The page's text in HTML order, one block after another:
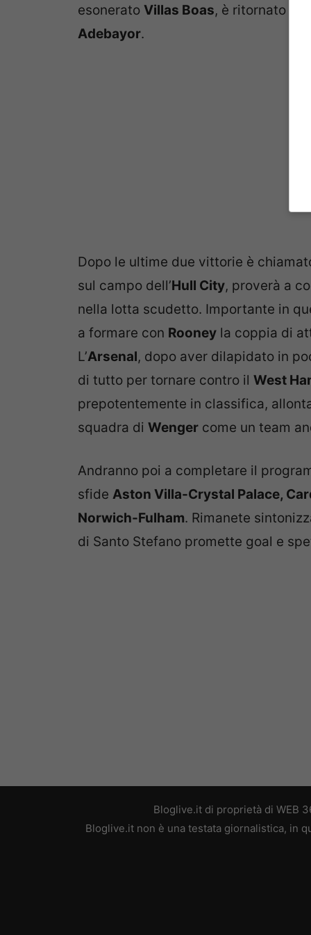
esonerato Villas Boas, è ritornato
Adebayor.
Dopo le ultime due vittorie è
sul campo dell’Hull City, proverà a
nella lotta scudetto. Importante in
a formare con Rooney la coppia di
L’Arsenal, dopo aver dilapidato in
di tutto per tornare contro il West
prepotentemente in classifica,
squadra di Wenger come un team
Andranno poi a completare il
sfide Aston Villa-Crystal Palace,
Norwich-Fulham. Rimanete
di Santo Stefano promette goal e
Bloglive.it di proprietà di WEB
Bloglive.it non è una testata giornalistica, in